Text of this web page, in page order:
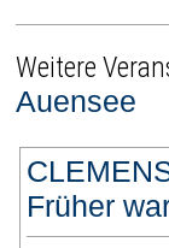
Weitere
Auensee
Früher